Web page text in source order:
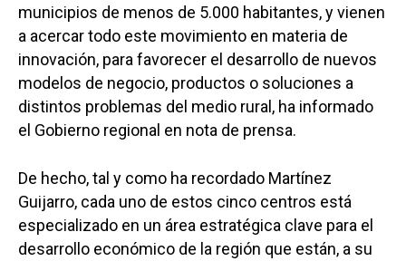
municipios de menos de 5.000 habitantes, y vienen
a acercar todo este movimiento en materia de
innovación, para favorecer el desarrollo de nuevos
modelos de negocio, productos o soluciones a
distintos problemas del medio rural, ha informado
el Gobierno regional en nota de prensa.
De hecho, tal y como ha recordado Martínez
Guijarro, cada uno de estos cinco centros está
especializado en un área estratégica clave para el
desarrollo económico de la región que están, a su